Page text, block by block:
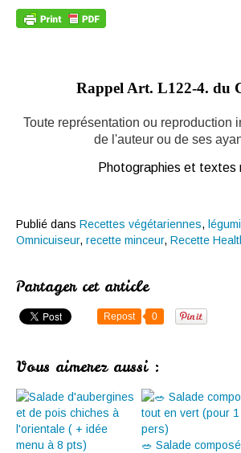
Rappel Art. L122-4. du
Toute représentation ou reproduction
de l'auteur ou de ses
Photographies et textes
Publié dans Recettes végétariennes,
Omnicuiseur, recette minceur, Recette
Partager cet article
Repost 0
Vous aimerez aussi :
🥗 Salade